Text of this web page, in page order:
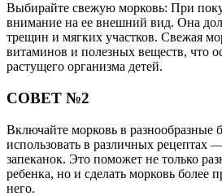
Выбирайте свежую морковь: При
внимание на ее внешний вид. Она
трещин и мягких участков. Свежая
витаминов и полезных веществ, что
растущего организма детей.
СОВЕТ №2
Включайте морковь в
использовать в различных рецептах
запеканок. Это поможет не только
ребенка, но и сделать морковь более
него.